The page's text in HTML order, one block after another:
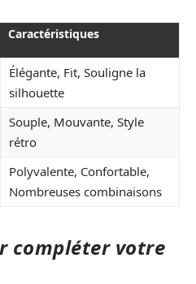
Caractéristiques
Élégante, Fit, Souligne la
silhouette
Souple, Mouvante, Style
rétro
Polyvalente, Confortable,
Nombreuses combinaisons
compléter votre